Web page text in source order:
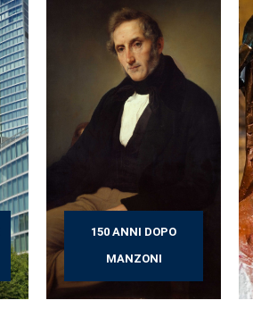
150 ANNI DOPO
MANZONI